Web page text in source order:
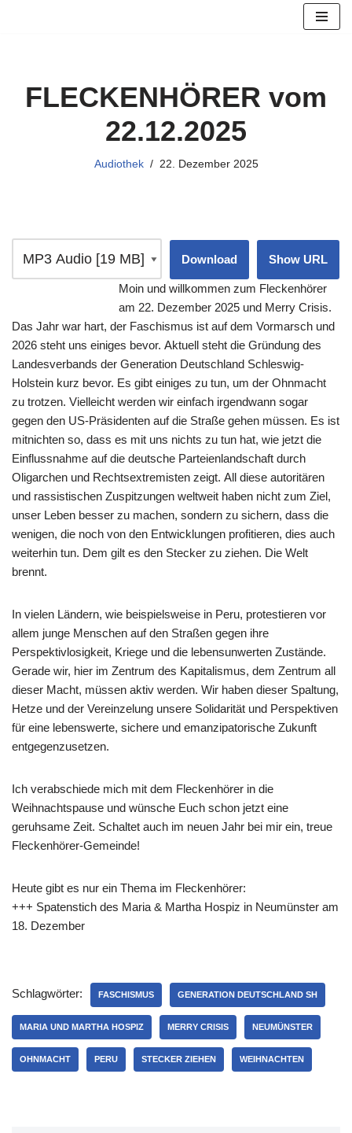
FLECKENHÖRER vom
22.12.2025
Audiothek 22. Dezember 2025
Download Show URL
Moin und willkommen zum Fleckenhörer
am 22. Dezember 2025 und Merry Crisis.
Das Jahr war hart, der Faschismus ist auf dem Vormarsch und
2026 steht uns einiges bevor. Aktuell steht die Gründung des
Landesverbands der Generation Deutschland Schleswig-
Holstein kurz bevor. Es gibt einiges zu tun, um der Ohnmacht
zu trotzen. Vielleicht werden wir einfach irgendwann sogar
gegen den US-Präsidenten auf die Straße gehen müssen. Es ist
mitnichten so, dass es mit uns nichts zu tun hat, wie jetzt die
Einflussnahme auf die deutsche Parteienlandschaft durch
Oligarchen und Rechtsextremisten zeigt. All diese autoritären
und rassistischen Zuspitzungen weltweit haben nicht zum Ziel,
unser Leben besser zu machen, sondern zu sichern, dass die
wenigen, die noch von den Entwicklungen profitieren, dies auch
weiterhin tun. Dem gilt es den Stecker zu ziehen. Die Welt
brennt.
In vielen Ländern, wie beispielsweise in Peru, protestieren vor
allem junge Menschen auf den Straßen gegen ihre
Perspektivlosigkeit, Kriege und die lebensunwerten Zustände.
Gerade wir, hier im Zentrum des Kapitalismus, dem Zentrum all
dieser Macht, müssen aktiv werden. Wir haben dieser Spaltung,
Hetze und der Vereinzelung unsere Solidarität und Perspektiven
für eine lebenswerte, sichere und emanzipatorische Zukunft
entgegenzusetzen.
Ich verabschiede mich mit dem Fleckenhörer in die
Weihnachtspause und wünsche Euch schon jetzt eine
geruhsame Zeit. Schaltet auch im neuen Jahr bei mir ein, treue
Fleckenhörer-Gemeinde!
Heute gibt es nur ein Thema im Fleckenhörer:
+++ Spatenstich des Maria & Martha Hospiz in Neumünster am
18. Dezember
Schlagwörter: FASCHISMUS GENERATION DEUTSCHLAND SH
MARIA UND MARTHA HOSPIZ MERRY CRISIS NEUMÜNSTER
OHNMACHT PERU STECKER ZIEHEN WEIHNACHTEN